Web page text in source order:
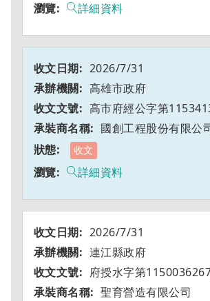
詳細資料
2026/7/31
高雄市政府
高市府經公字第
國創工程股份有限公
收文
詳細資料
2026/7/31
連江縣政府
府授水字第
聖育營造有限公司